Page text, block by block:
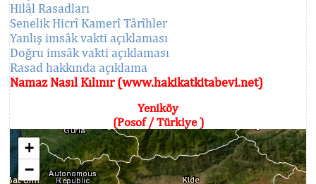
Hilâl Rasadları
Senelik Hicrî Kamerî Târîhler
Yanlış imsâk vakti açıklaması
Doğru imsâk vakti açıklaması
Rasad hakkında açıklama
Namaz Nasıl Kılınır (www.hakikatkitabevi.net)
Yeniköy
(Posof / Türkiye )
+
−